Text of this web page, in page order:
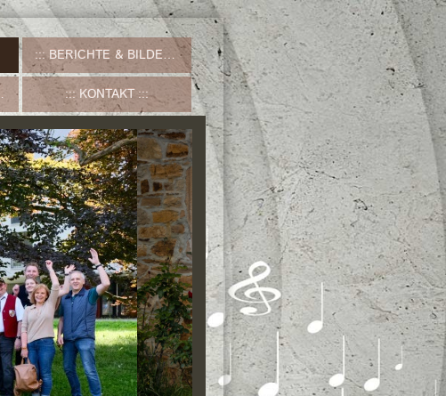
BERICHTE & BILDER
KONTAKT